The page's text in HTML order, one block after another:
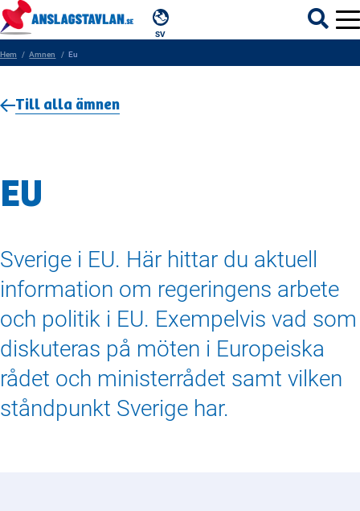
SV
KOMMUNER
Hem Amnen Eu
Till alla ämnen
EU
Sverige i EU. Här hittar du aktuell
information om regeringens arbete
och politik i EU. Exempelvis vad som
diskuteras på möten i Europeiska
rådet och ministerrådet samt vilken
ståndpunkt Sverige har.